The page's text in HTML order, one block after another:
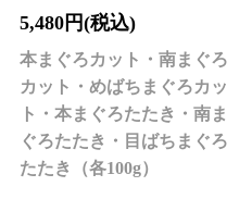
5,480円(税込)
本まぐろカット・南まぐろ
カット・めばちまぐろカッ
ト・本まぐろたたき・南ま
ぐろたたき・目ばちまぐろ
たたき（各100g）